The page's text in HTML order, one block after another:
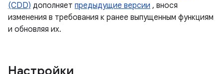
(CDD) дополняет предыдущие версии , внося
изменения в требования к ранее выпущенным функциям
и обновляя их.
Настройки